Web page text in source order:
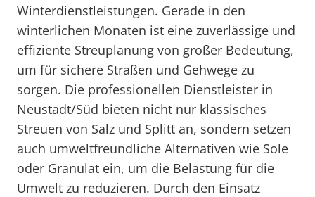
Winterdienstleistungen. Gerade in den
winterlichen Monaten ist eine zuverlässige und
effiziente Streuplanung von großer Bedeutung,
um für sichere Straßen und Gehwege zu
sorgen. Die professionellen Dienstleister in
Neustadt/Süd bieten nicht nur klassisches
Streuen von Salz und Splitt an, sondern setzen
auch umweltfreundliche Alternativen wie Sole
oder Granulat ein, um die Belastung für die
Umwelt zu reduzieren. Durch den Einsatz